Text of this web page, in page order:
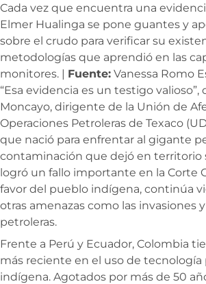
Cada vez que encuentra una
Elmer Hualinga se pone guantes y
sobre el crudo para verificar su
metodologías que aprendió en las
monitores. | Fuente: Vanessa Romo
“Esa evidencia es un testigo valioso”,
Moncayo, dirigente de la Unión de
Operaciones Petroleras de Texaco
que nació para enfrentar al gigante
contaminación que dejó en territorio
logró un fallo importante en la Corte
favor del pueblo indígena, continúa
otras amenazas como las invasiones
petroleras.
Frente a Perú y Ecuador, Colombia
más reciente en el uso de
indígena. Agotados por más de 50